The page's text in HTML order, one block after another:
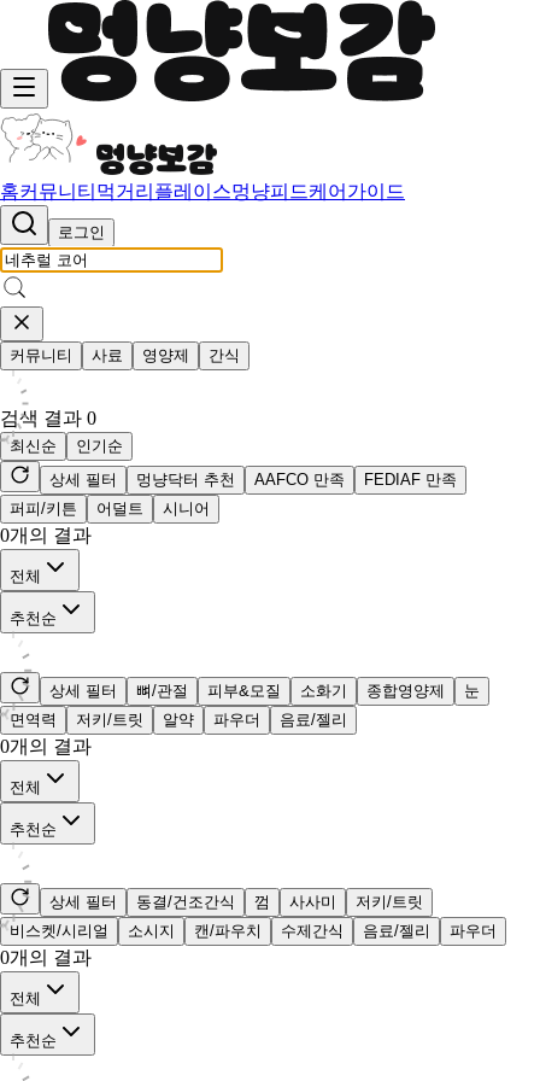
홈커뮤니티 먹거리 플레이스멍냥피드케어가이드
로그인
커뮤니티 사료 영양제 간식
검색 결과 0
최신순
인기순
상세 필터
멍냥닥터 추천 AAFCO 만족
FEDIAF 만족
퍼피/키튼
어덜트 시니어
0개의 결과
전체
추천순
상세 필터 뼈/관절 피부&모질 소화기 종합영양제
눈
면역력
저키/트릿 알약 파우더 음료/젤리
0개의 결과
전체
추천순
상세 필터 동결/건조간식 껌 사사미
저키/트릿
비스켓/시리얼
소시지 캔/파우치 수제간식 음료/젤리 파우더
0개의 결과
전체
추천순